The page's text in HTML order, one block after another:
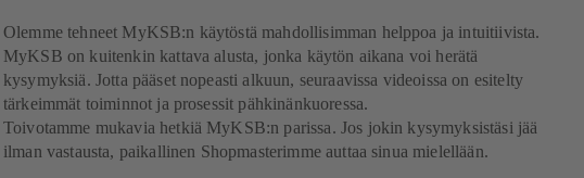
Olemme tehneet MyKSB:n käytöstä mahdollisimman helppoa ja intuitiivista.
MyKSB on kuitenkin kattava alusta, jonka käytön aikana voi herätä
kysymyksiä. Jotta pääset nopeasti alkuun, seuraavissa videoissa on esitelty
tärkeimmät toiminnot ja prosessit pähkinänkuoressa.
Toivotamme mukavia hetkiä MyKSB:n parissa. Jos jokin kysymyksistäsi jää
ilman vastausta, paikallinen Shopmasterimme auttaa sinua mielellään.